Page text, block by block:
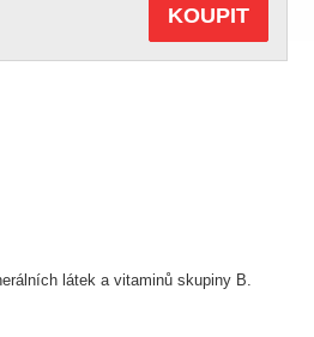
látek a vitaminů skupiny B.
KOUPIT